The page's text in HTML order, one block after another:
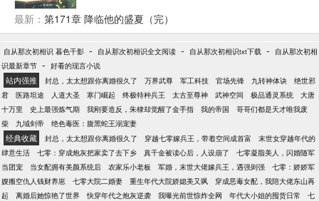
有同过房的二流子丈夫，苏写秋考虑要不要把他踹了
自己过。 可她不知道的是，韩振宇也觉得她是个麻烦
精，正想办法给她办回城，然后再和她离婚。 后来，
苏写秋成了村里不好惹的泼辣媳妇，那个要和她离婚
的男人，更是对她如珠如宝………
我、在学校不许说认识我，我的任何东西不许碰。” 云
想乖巧点头，格外遵从程家小主人的规矩。他说什么
学要分开。 可是，她和男同学正说笑，他却当众拉走
她，暗搓搓吃醋是怎么回事儿？ 云想：“程澈，别碰我
呀，被同学看到没办法解释啦！” 楼道间，程澈停下脚
步将她逼到角落。少年压低声音，神色认真地说
道：“不解释了。云想，我的东西都给你碰，包括我。”
云想：“你说让我碰我就碰？”姐不稀罕！ 程澈：“？” 程
澈每天端茶倒水说软话为自己年少不懂事的中二话付
出了很多代价，小姑娘愣是一点不心软。就特么难
哄…… …… 程澈：兄弟们，我有事儿要说。 宋谨：
请讲。 程澈：我是畜生，我爱上了我妹妹。
最新： 第171章 降临他的盛夏（完）
自从那次初相识 暮色千影 - 自从那次初相识全文阅读 - 自从那次初相识txt下载 -
自从那次初相
识最新章节 - 好看的现言小说
站内强推 封总，太太想跟你离婚很久了 万界武尊 军工科技 官场先锋 九转神体诀
绝世邪
君
医路坦途 人道大圣 寒门崛起 终极特种兵王 太古至尊神 武神空间 极品通灵系统
大唐
十万里
史上最强炼气期 我刚要造反，朱棣却觉醒了金手指 我的帝国
哥哥们都是天才唯我废
柴
九域剑帝 绝色毒医：腹黑蛇王溺宠妻
经典收藏 封总，太太想跟你离婚很久了 穿越七零嫁兵王，带着空间成首富
末世女穿越年代的
肆意生活
七零：穿成炮灰把家卖了去下乡 真千金被读心后，人设崩了
七零凝脂美人，闪婚随军
当团宠
当女配拥有美颜系统后 农家乐小老板 军婚，末世大佬嫁兵王，遇强则强
七零：娇娇军
嫂搬空仇人钱财养崽
七零大院二婚妻 重生年代大院娇媳美又飒
穿成恶毒女配，我陪大佬东山再
起
离婚后她惊艳了世界 快穿年代之炮灰逆袭 我曝光前世惊炸全网 年代大小姐的囤货日常
七